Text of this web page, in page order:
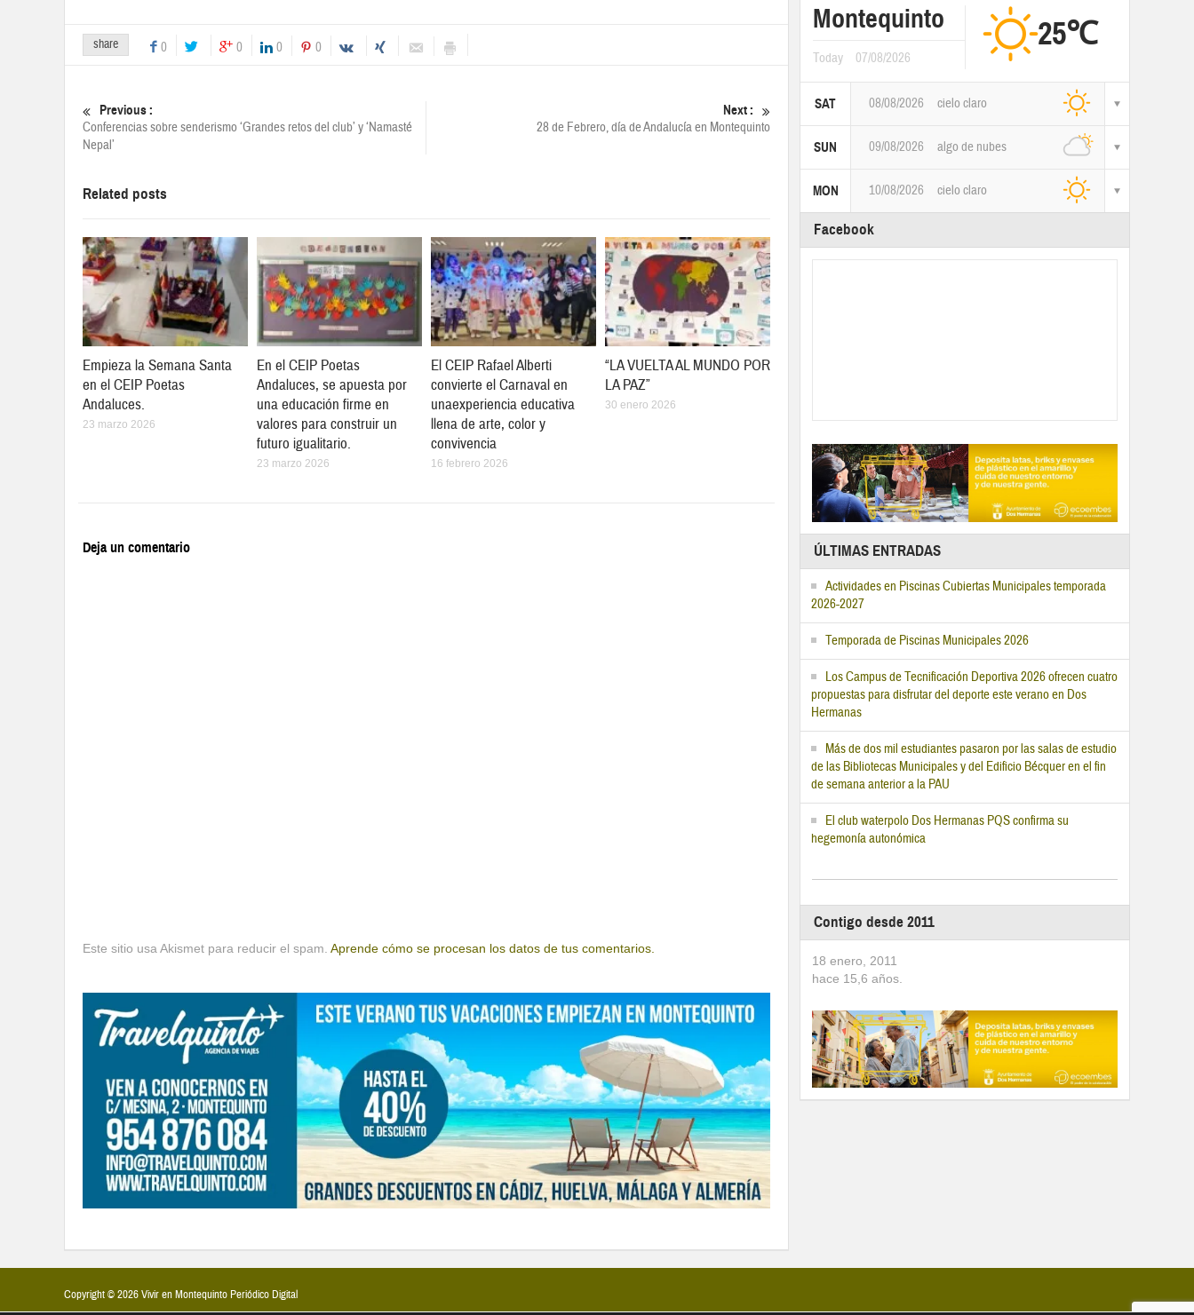
share 0 0 0 0
Previous :
Conferencias sobre senderismo ‘Grandes retos del club’ y ‘Namasté
Nepal’
Next :
28 de Febrero, día de Andalucía en Montequinto
Related posts
Empieza la Semana Santa
en el CEIP Poetas
Andaluces.
23 marzo 2026
En el CEIP Poetas
Andaluces, se apuesta por
una educación firme en
valores para construir un
futuro igualitario.
23 marzo 2026
El CEIP Rafael Alberti
convierte el Carnaval en
unaexperiencia educativa
llena de arte, color y
convivencia
16 febrero 2026
“LA VUELTA AL MUNDO POR
LA PAZ”
30 enero 2026
Deja un comentario
Este sitio usa Akismet para reducir el spam. Aprende cómo se procesan los datos de tus comentarios.
Montequinto
Today 07/08/2026
25℃
SAT 08/08/2026 cielo claro
SUN 09/08/2026 algo de nubes
MON 10/08/2026 cielo claro
Facebook
ÚLTIMAS ENTRADAS
Actividades en Piscinas Cubiertas Municipales temporada
2026-2027
Temporada de Piscinas Municipales 2026
Los Campus de Tecnificación Deportiva 2026 ofrecen cuatro
propuestas para disfrutar del deporte este verano en Dos
Hermanas
Más de dos mil estudiantes pasaron por las salas de estudio
de las Bibliotecas Municipales y del Edificio Bécquer en el fin
de semana anterior a la PAU
El club waterpolo Dos Hermanas PQS confirma su
hegemonía autonómica
Contigo desde 2011
18 enero, 2011
hace 15,6 años.
Copyright © 2026 Vivir en Montequinto Periódico Digital